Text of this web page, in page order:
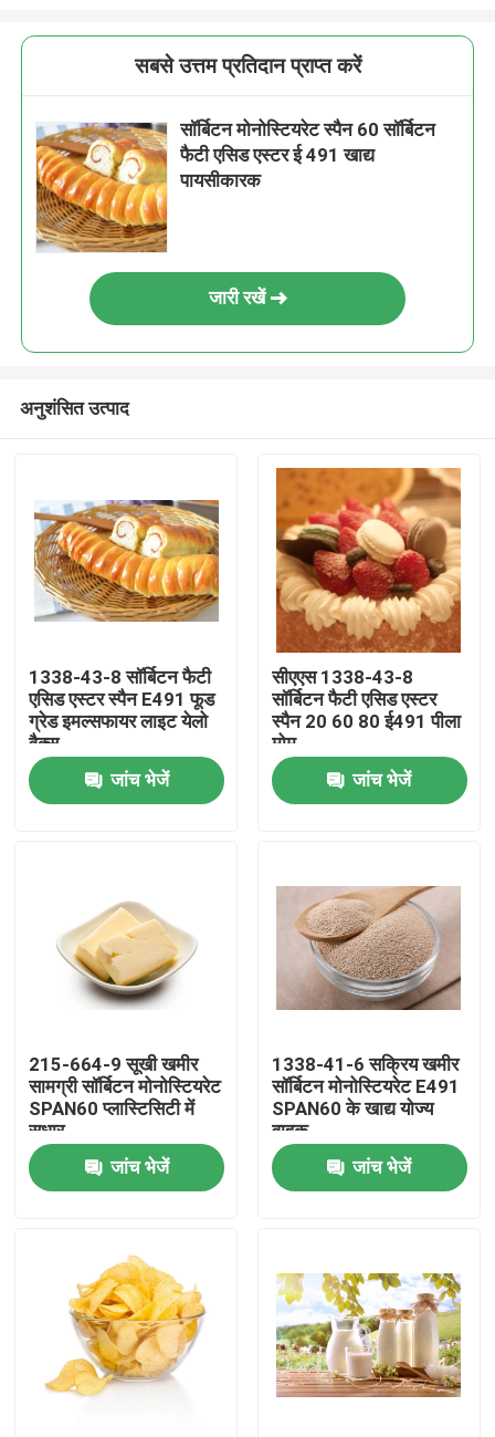
घर
वीडियो
वीआर शो
हमारे बारे में
कारखाना भ्रमण
संपर्क करें
समाचार
सबसे उत्तम प्रतिदान प्राप्त करें
सॉर्बिटन मोनोस्टियरेट स्पैन 60 सॉर्बिटन
फैटी एसिड एस्टर ई 491 खाद्य
पायसीकारक
जारी रखें
अनुशंसित उत्पाद
1338-43-8 सॉर्बिटन फैटी
एसिड एस्टर स्पैन E491 फूड
ग्रेड इमल्सफायर लाइट येलो
वैक्स
जांच भेजें
सीएएस 1338-43-8
सॉर्बिटन फैटी एसिड एस्टर
स्पैन 20 60 80 ई491 पीला
मोम
जांच भेजें
215-664-9 सूखी खमीर
सामग्री सॉर्बिटन मोनोस्टियरेट
SPAN60 प्लास्टिसिटी में
सुधार
जांच भेजें
1338-41-6 सक्रिय खमीर
सॉर्बिटन मोनोस्टियरेट E491
SPAN60 के खाद्य योज्य
वाहक
जांच भेजें